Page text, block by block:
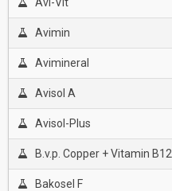
Avimin
Avimineral
Avisol A
Avisol-Plus
B.v.p. Copper + Vitamin B12
Bakosel F